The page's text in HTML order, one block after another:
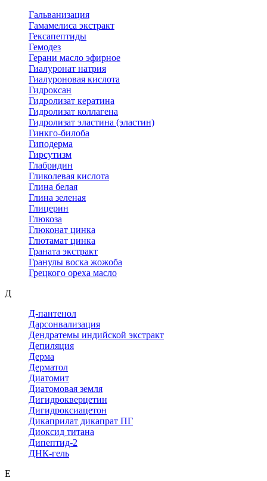
Гальванизация
Гамамелиса экстракт
Гексапептиды
Гемодез
Герани масло эфирное
Гиалуронат натрия
Гиалуроновая кислота
Гидроксан
Гидролизат кератина
Гидролизат коллагена
Гидролизат эластина (эластин)
Гинкго-билоба
Гиподерма
Гирсутизм
Глабридин
Гликолевая кислота
Глина белая
Глина зеленая
Глицерин
Глюкоза
Глюконат цинка
Глютамат цинка
Граната экстракт
Гранулы воска жожоба
Грецкого ореха масло
Д
Д-пантенол
Дарсонвализация
Дендратемы индийской экстракт
Депиляция
Дерма
Дерматол
Диатомит
Диатомовая земля
Дигидрокверцетин
Дигидроксиацетон
Дикаприлат дикапрат ПГ
Диоксид титана
Дипептид-2
ДНК-гель
Е